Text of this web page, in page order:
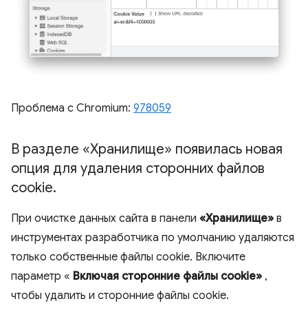
Проблема с Chromium: 978059
В разделе «Хранилище» появилась новая
опция для удаления сторонних файлов
cookie.
При очистке данных сайта в панели «Хранилище» в
инструментах разработчика по умолчанию удаляются
только собственные файлы cookie. Включите
параметр « Включая сторонние файлы cookie» ,
чтобы удалить и сторонние файлы cookie.